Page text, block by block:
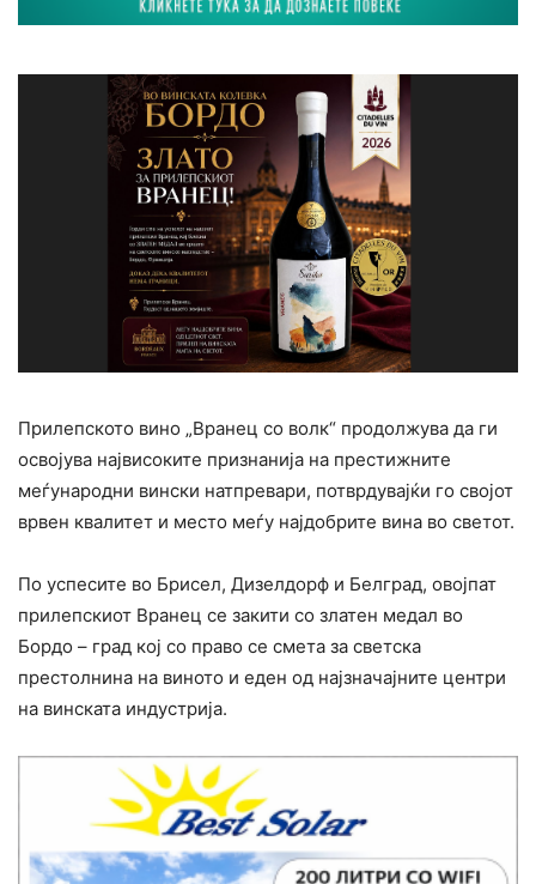
Прилепското вино „Вранец со волк“ продолжува да ги
освојува највисоките признанија на престижните
меѓународни вински натпревари, потврдувајќи го својот
врвен квалитет и место меѓу најдобрите вина во светот.
По успесите во Брисел, Дизелдорф и Белград, овојпат
прилепскиот Вранец се закити со златен медал во
Бордо – град кој со право се смета за светска
престолнина на виното и еден од најзначајните центри
на винската индустрија.